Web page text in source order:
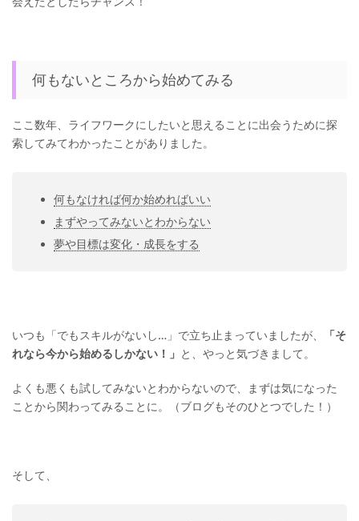
何もないところから始めてみる
ここ数年、ライフワークにしたいと思えることに出会うために探
索してみてわかったことがありました。
何もなければ何か始めればいい
まずやってみないとわからない
夢や目標は変化・成長をする
いつも「でもスキルがないし…」で立ち止まっていましたが、
「そ
れなら今から始めるしかない！」 と、やっと気づきまして。
よくも悪くも試してみないとわからないので、まずは気になった
ことから関わってみることに。（ブログもそのひとつでした！）
そして、